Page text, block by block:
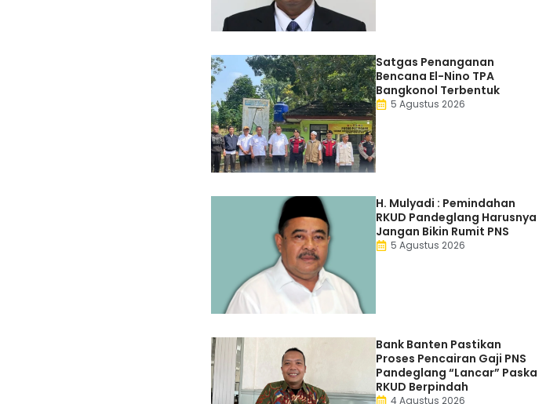
Satgas Penanganan
Bencana El-Nino TPA
Bangkonol Terbentuk
5 Agustus 2026
H. Mulyadi : Pemindahan
RKUD Pandeglang Harusnya
Jangan Bikin Rumit PNS
5 Agustus 2026
Bank Banten Pastikan
Proses Pencairan Gaji PNS
Pandeglang “Lancar” Paska
RKUD Berpindah
4 Agustus 2026